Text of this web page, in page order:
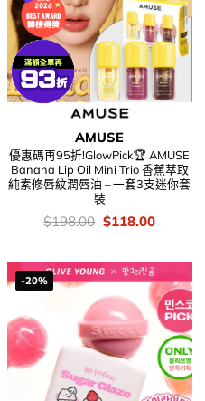
AMUSE
優惠碼再95折!GlowPick🏆 AMUSE
Banana Lip Oil Mini Trio 香蕉萃取
純素修唇紋潤唇油 – 一套3支迷你套
裝
價
錢：
$198.00 Original
price
$198.00.
$118.00Current
-20%